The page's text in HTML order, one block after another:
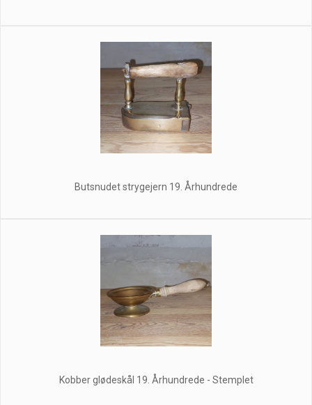
Butsnudet strygejern 19. Århundrede
Kobber glødeskål 19. Århundrede - Stemplet